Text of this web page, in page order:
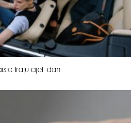
traju cijeli dan